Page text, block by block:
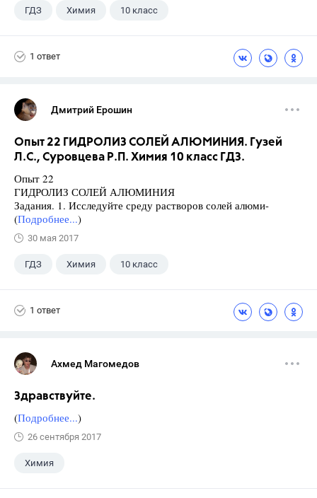
ГДЗ Химия 10 класс
1 ответ
Дмитрий Ерошин
Опыт 22 ГИДРОЛИЗ СОЛЕЙ АЛЮМИНИЯ. Гузей
Л.С., Суровцева Р.П. Химия 10 класс ГДЗ.
Опыт 22
ГИДРОЛИЗ СОЛЕЙ АЛЮМИНИЯ
Задания. 1. Исследуйте среду растворов солей алюми-
(Подробнее...)
30 мая 2017
ГДЗ Химия 10 класс
1 ответ
Ахмед Магомедов
Здравствуйте.
(Подробнее...)
26 сентября 2017
Химия